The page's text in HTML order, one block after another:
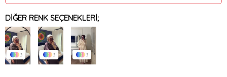
DIĞER RENK SEÇENEKLERI;
3 3 3